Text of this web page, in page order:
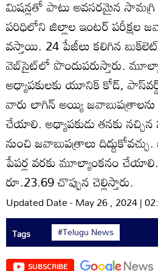
మిషన్లతో పాటు అవసరమైన సామగ్రి
పరిధిలోని జిల్లాల ఇంటర్‌ పరీక్షల
వస్తాయి. 24 పేజీలు కలిగిన
వెబ్‌సైట్‌లో పొందుపరుస్తారు.
అధ్యాపకులకు యూనిక్‌ కోడ్‌,
వారు లాగిన్‌ అయ్యి
చేయాలి. అధ్యాపకుడు తనకు
నుంచి జవాబుపత్రాలు
పేపర్ల వరకు మూల్యాంకనం చేయాలి.
రూ.23.69 చొప్పున చెల్లిస్తారు.
Updated Date - May 26 , 2024 |
Tags #Telugu News
SUBSCRIBE